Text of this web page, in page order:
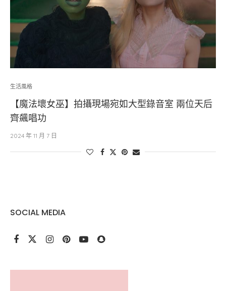
生活風格
【魔法壞女巫】拍攝現場宛如大型錄音室 兩位天后
齊飆唱功
2024 年 11 月 7 日
SOCIAL MEDIA